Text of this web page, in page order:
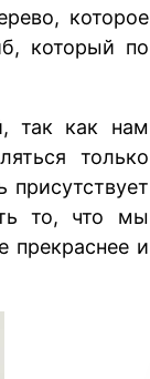
которое
который по
так как нам
только
присутствует
то, что мы
прекраснее и